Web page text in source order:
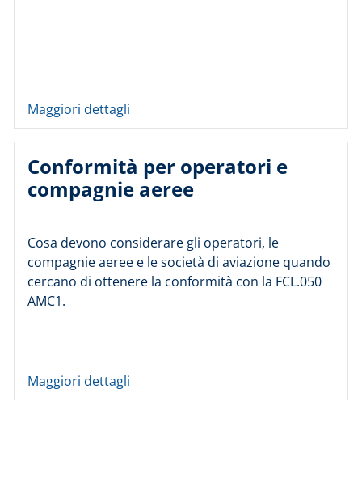
Maggiori dettagli
Conformità per operatori e
compagnie aeree
Cosa devono considerare gli operatori, le
compagnie aeree e le società di aviazione quando
cercano di ottenere la conformità con la FCL.050
AMC1.
Maggiori dettagli